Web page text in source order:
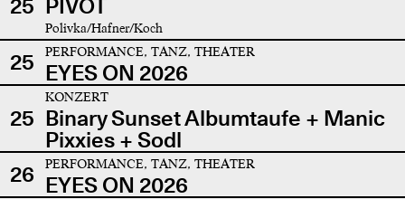
25 PIVOT
Polivka/Hafner/Koch
25 PERFORMANCE, TANZ, THEATER
EYES ON 2026
25
KONZERT
Binary Sunset Albumtaufe + Manic
Pixxies + Sodl
26
PERFORMANCE, TANZ, THEATER
EYES ON 2026